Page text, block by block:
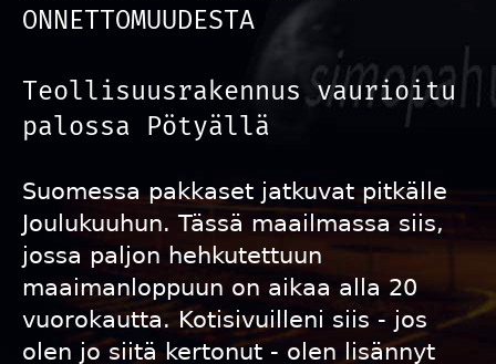
ONNETTOMUUDESTA
Teollisuusrakennus vaurioitu
palossa Pötyällä
Suomessa pakkaset jatkuvat pitkälle
Joulukuuhun. Tässä maailmassa siis,
jossa paljon hehkutettuun
maaimanloppuun on aikaa alla 20
vuorokautta. Kotisivuilleni siis - jos
olen jo siitä kertonut - olen lisännyt